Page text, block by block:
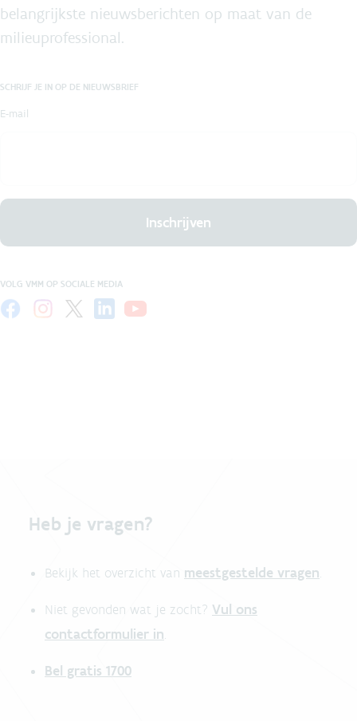
belangrijkste nieuwsberichten op maat van de
milieuprofessional.
SCHRIJF JE IN OP DE NIEUWSBRIEF
E-mail
Inschrijven
VOLG VMM OP SOCIALE MEDIA
Heb je vragen?
Bekijk het overzicht van meestgestelde vragen.
Niet gevonden wat je zocht? Vul ons
contactformulier in.
Bel gratis 1700